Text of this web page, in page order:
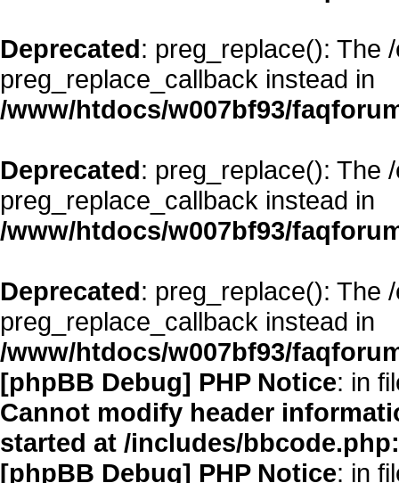
Deprecated: preg_replace(): The
preg_replace_callback instead in
/www/htdocs/w007bf93/
Deprecated: preg_replace(): The
preg_replace_callback instead in
/www/htdocs/w007bf93/
Deprecated: preg_replace(): The
preg_replace_callback instead in
/www/htdocs/w007bf93/
[phpBB Debug] PHP Notice: in
Cannot modify header
started at /includes/
[phpBB Debug] PHP Notice: in